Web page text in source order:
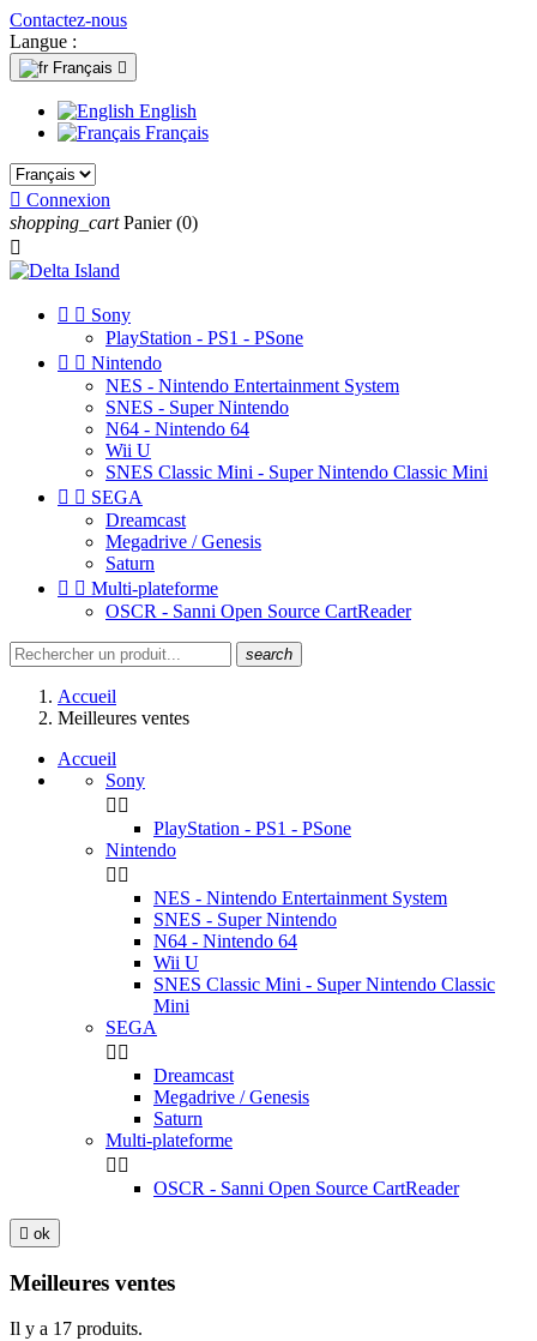
Contactez-nous
Langue :
Français 
English
Français
 Connexion
shopping_cart Panier (0)

  Sony
PlayStation - PS1 - PSone
  Nintendo
NES - Nintendo Entertainment System
SNES - Super Nintendo
N64 - Nintendo 64
Wii U
SNES Classic Mini - Super Nintendo Classic Mini
  SEGA
Dreamcast
Megadrive / Genesis
Saturn
  Multi-plateforme
OSCR - Sanni Open Source CartReader
search
Accueil
Meilleures ventes
Accueil
Sony
 
PlayStation - PS1 - PSone
Nintendo
 
NES - Nintendo Entertainment System
SNES - Super Nintendo
N64 - Nintendo 64
Wii U
SNES Classic Mini - Super Nintendo Classic
Mini
SEGA
 
Dreamcast
Megadrive / Genesis
Saturn
Multi-plateforme
 
OSCR - Sanni Open Source CartReader
 ok
Meilleures ventes
Il y a 17 produits.